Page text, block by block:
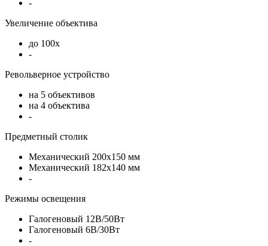
-
Увеличение объектива
до 100х
-
Револьверное устройство
на 5 объективов
на 4 объектива
-
Предметный столик
Механический 200х150 мм
Механический 182х140 мм
-
Режимы освещения
Галогеновый 12В/50Вт
Галогеновый 6В/30Вт
-